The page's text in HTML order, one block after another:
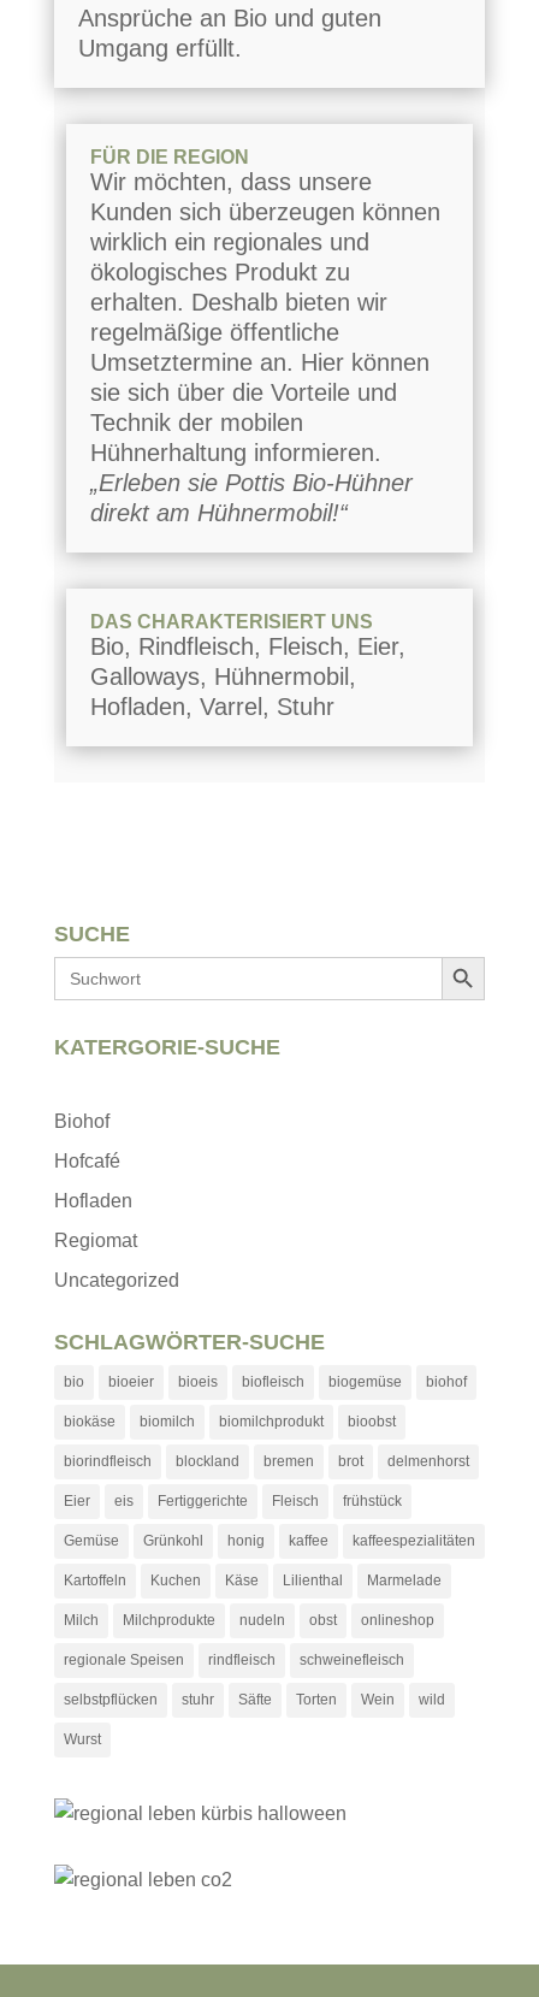
Ansprüche an Bio und guten
Umgang erfüllt.
FÜR DIE REGION
Wir möchten, dass unsere
Kunden sich überzeugen können
wirklich ein regionales und
ökologisches Produkt zu
erhalten. Deshalb bieten wir
regelmäßige öffentliche
Umsetztermine an. Hier können
sie sich über die Vorteile und
Technik der mobilen
Hühnerhaltung informieren.
„Erleben sie Pottis Bio-Hühner
direkt am Hühnermobil!“
DAS CHARAKTERISIERT UNS
Bio, Rindfleisch, Fleisch, Eier,
Galloways, Hühnermobil,
Hofladen, Varrel, Stuhr
SUCHE
Search
for:
Search Button
KATERGORIE-SUCHE
Biohof
Hofcafé
Hofladen
Regiomat
Uncategorized
SCHLAGWÖRTER-SUCHE
bio bioeier bioeis biofleisch biogemüse biohof
biokäse biomilch biomilchprodukt bioobst
biorindfleisch blockland bremen brot delmenhorst
Eier eis Fertiggerichte Fleisch frühstück
Gemüse Grünkohl honig kaffee kaffeespezialitäten
Kartoffeln Kuchen Käse Lilienthal Marmelade
Milch Milchprodukte nudeln obst onlineshop
regionale Speisen rindfleisch schweinefleisch
selbstpflücken stuhr Säfte Torten Wein wild
Wurst